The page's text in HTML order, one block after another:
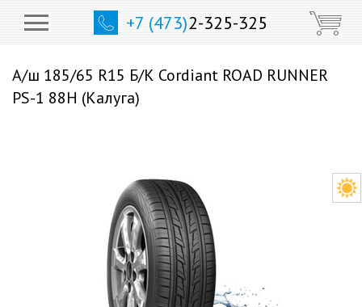
+7 (473)2-325-325
А/ш 185/65 R15 Б/К Cordiant ROAD RUNNER
PS-1 88H (Калуга)